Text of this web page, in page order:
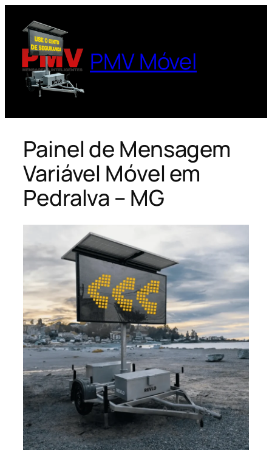
para
conteúdo
PMV Móvel
Painel de Mensagem
Variável Móvel em
Pedralva – MG